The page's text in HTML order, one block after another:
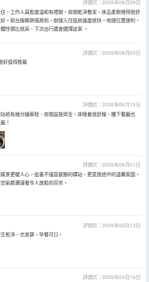
評價於：2026年08月08日
，工作人員態度温和有禮貌。房間乾淨整潔，床品柔軟睡得很舒
。前台服務熱情周到，辦理入住退房速度很快。地理位置便利，
性價比很高，下次出行還會選擇這家 。
評價於：2026年08月05日
好值得推薦
評價於：2026年06月15日
衹有幾分鐘車程，房間設施齊全，床睡着很舒服，樓下餐廳也
！
評價於：2026年06月01日
景更暖人心，這裏不僅是歇腳的驛站，更是旅途中的温馨家園。
氣都瀰漫著令人放鬆的芬芳。
評價於：2026年05月13日
乾淨，也安靜，早餐可口。
評價於：2026年04月16日